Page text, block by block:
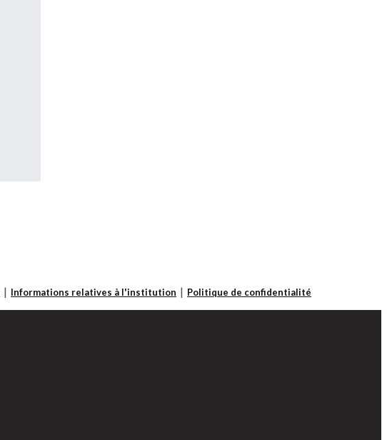
Informations relatives à l'institution Politique de confidentialité